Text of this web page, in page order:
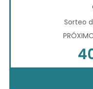
Sorteo